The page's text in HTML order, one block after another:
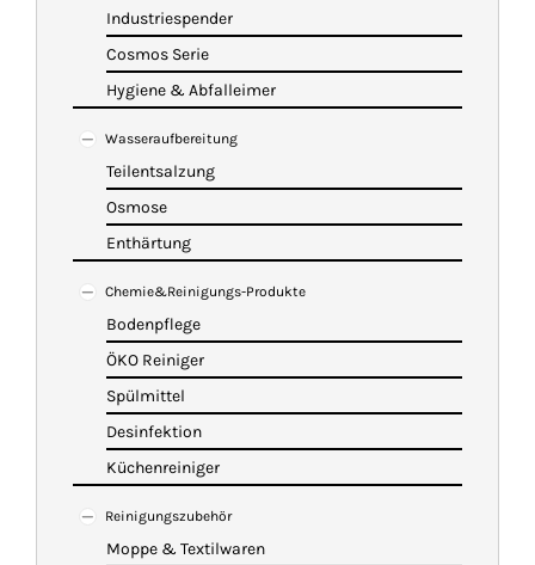
Industriespender
Cosmos Serie
Hygiene & Abfalleimer
Wasseraufbereitung
Teilentsalzung
Osmose
Enthärtung
Chemie&Reinigungs-Produkte
Bodenpflege
ÖKO Reiniger
Spülmittel
Desinfektion
Küchenreiniger
Reinigungszubehör
Moppe & Textilwaren